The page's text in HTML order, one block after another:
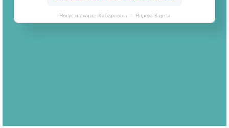
Новус на карте Хабаровска — Яндекс Карты